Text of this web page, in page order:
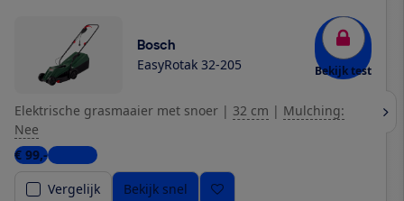
Bosch
EasyRotak 32-205 Bekijk test
Elektrische grasmaaier met snoer | 32 cm | Mulching:
Nee
€ 99,-1 winkel
Vergelijk
Bekijk snel